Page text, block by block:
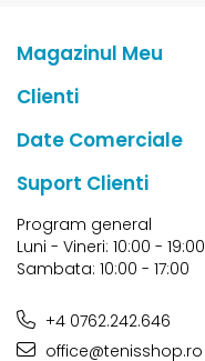
Magazinul Meu
Clienti
Date Comerciale
Suport Clienti
Program general
Luni - Vineri: 10:00 - 19:00
Sambata: 10:00 - 17:00
+4 0762.242.646
office@tenisshop.ro